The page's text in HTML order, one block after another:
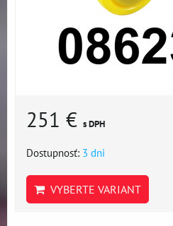
251 € s DPH
Dostupnosť: 3 dni
VYBERTE VARIANT